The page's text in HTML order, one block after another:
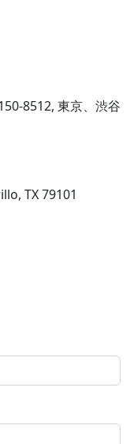
8512, 東京、渋谷
TX 79101